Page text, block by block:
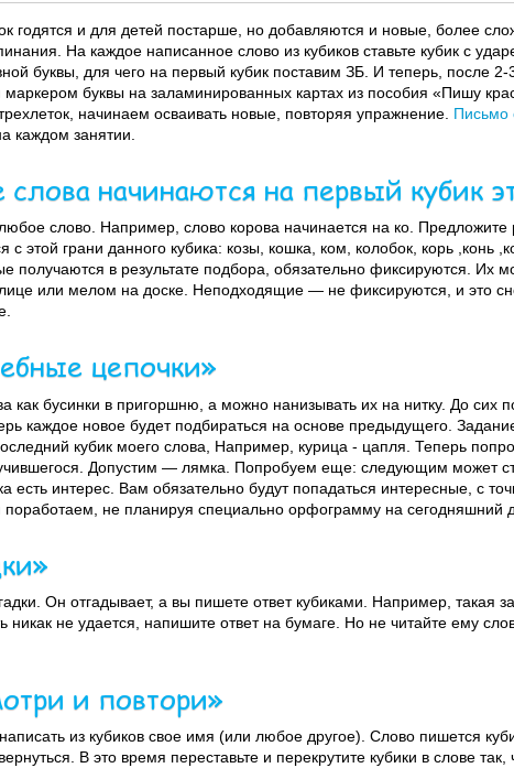
годятся и для детей постарше, но добавляются и новые, более
На каждое написанное слово из кубиков ставьте кубик с
буквы, для чего на первый кубик поставим ЗБ. И теперь, после
маркером буквы на заламинированных картах из пособия «Пишу
начинаем осваивать новые, повторяя упражнение. Письмо
каждом занятии.
слова начинаются на первый кубик
слово. Например, слово корова начинается на ко. Предложите
с этой грани данного кубика: козы, кошка, ком, колобок, корь ,конь
получаются в результате подбора, обязательно фиксируются. Их
или мелом на доске. Неподходящие — не фиксируются, и это
цепочки»
как бусинки в пригоршню, а можно нанизывать их на нитку. До сих
каждое новое будет подбираться на основе предыдущего.
кубик моего слова, Например, курица - цапля. Теперь
Допустим — лямка. Попробуем еще: следующим может
есть интерес. Вам обязательно будут попадаться интересные, с
поработаем, не планируя специально орфограмму на сегодняшний
Он отгадывает, а вы пишете ответ кубиками. Например, такая
никак не удается, напишите ответ на бумаге. Но не читайте ему
и повтори»
из кубиков свое имя (или любое другое). Слово пишется
В это время переставьте и перекрутите кубики в слове